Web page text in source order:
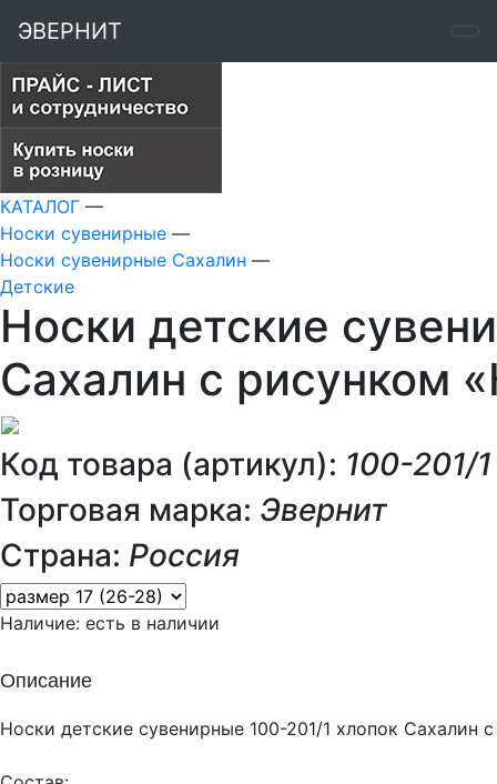
ЭВЕРНИТ
КАТАЛОГ —
Носки сувенирные —
Носки сувенирные Сахалин —
Детские
Носки детские
Сахалин с рисунком
Код товара (артикул): 100-201/1
Торговая марка: Эвернит
Страна: Россия
Наличие: есть в наличии
Описание
Носки детские сувенирные 100-201/1 хлопок Сахалин